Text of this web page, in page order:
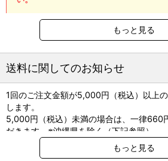
●胃内洗浄、栄養剤投与、導尿、胸
●一般的なシリンジに取り付け可能な
イプ（蓋付）です。
●挿入位置を確認出来るよう、5cm
ます
【先端形状：先端開口1孔式】
・3Fr(1.0mm) 35cm
・6Fr(2.0mm) 60cm
もっと見る
送料に関してのお知らせ
1回のご注文金額が5,000円（税込）以上
します。
5,000円（税込）未満の場合は、一律660
だきます。※沖縄県を除く（下記参照）
※2017年11月14日（火）より沖縄県へのお
回のご注文金額（税込）が、30,000円以
もっと見る